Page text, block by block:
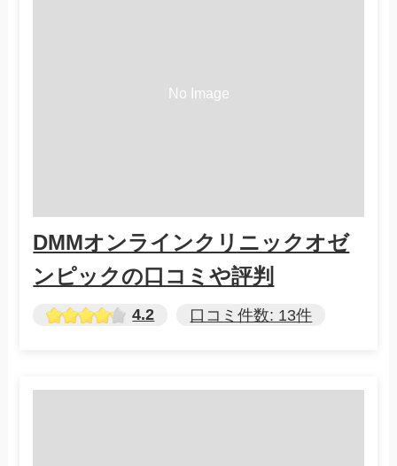
DMMオンラインクリニックオゼ
ンピックの口コミや評判
4.2 口コミ件数: 13件